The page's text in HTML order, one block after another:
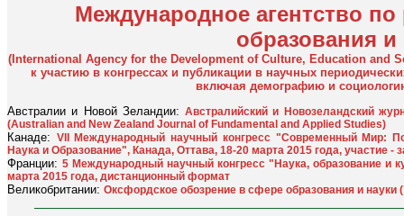
Международное агентство
образования и
(International Agency for the Development of Culture, Education and
к участию в конгрессах и публикации в научных
включая демографию и
Австралии и Новой Зеландии:Австралийский и Новозеландский
(Australian and New Zealand Journal of Fundamental and Applied Studies)
Канаде: VII Международный научный конгресс "Современный Мир:
Наука и Образование", Канада, Оттава, 18-20 марта 2015 года, участие -
Франции: 5 Международный научный конгресс "Наука, образование и
марта 2015 года, дистанционный формат
Великобритании: Оксфордское обозрение в сфере образования и